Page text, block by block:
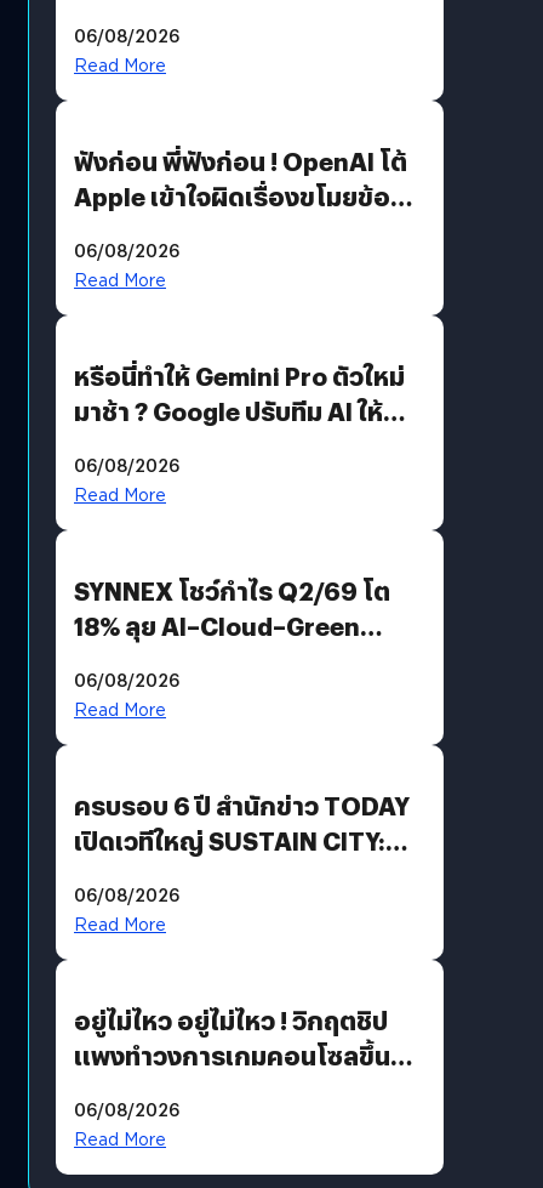
รหัสผ่านหลุด ไม่ใช่แฮ็กเกอร์
06/08/2026
Read More
ฟังก่อน พี่ฟังก่อน ! OpenAI โต้
Apple เข้าใจผิดเรื่องขโมยข้อมูล
06/08/2026
Read More
หรือนี่ทำให้ Gemini Pro ตัวใหม่
มาช้า ? Google ปรับทีม AI ให้
AGI
06/08/2026
Read More
SYNNEX โชว์กำไร Q2/69 โต
18% ลุย AI–Cloud–Green
Revenue เร่งเครื่อง New
06/08/2026
Read More
ครบรอบ 6 ปี สำนักข่าว TODAY
เปิดเวทีใหญ่ SUSTAIN CITY:
แนวทางปรับตัวสู่เศรษฐกิจสี
06/08/2026
Read More
อยู่ไม่ไหว อยู่ไม่ไหว ! วิกฤตชิป
แพงทำวงการเกมคอนโซลขึ้น
?
06/08/2026
Read More